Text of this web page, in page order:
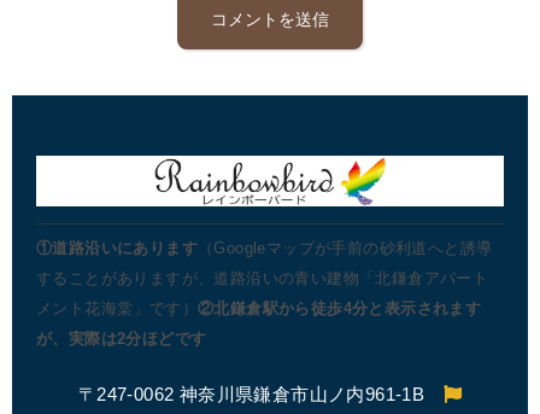
①道路沿いにあります （Googleマップが手前の砂利道へと誘導
することがありますが、道路沿いの青い建物「北鎌倉アパート
メント花海棠」です） ②北鎌倉駅から徒歩4分と表示されます
が、実際は2分ほどです
〒247-0062 神奈川県鎌倉市山ノ内961-1B